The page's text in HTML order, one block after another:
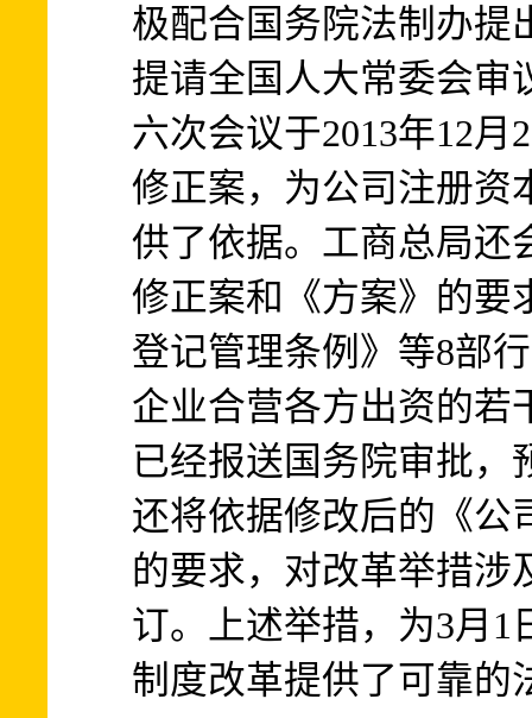
极配合国务院法制办提
提请全国人大常委会审
六次会议于2013年12
修正案，为公司注册资
供了依据。工商总局还
修正案和《方案》的要
登记管理条例》等8部
企业合营各方出资的若
已经报送国务院审批，
还将依据修改后的《公
的要求，对改革举措涉
订。上述举措，为3月1
制度改革提供了可靠的